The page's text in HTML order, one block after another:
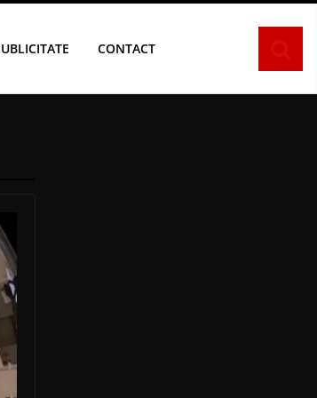
CONTACT